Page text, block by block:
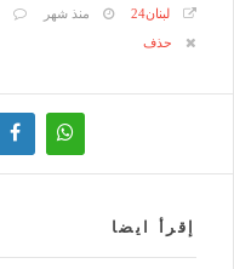
لبنان24 منذ شهر
حذف
إقرأ ايضا